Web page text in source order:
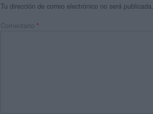
Tu dirección de correo electrónico no será publicada.
Comentario *